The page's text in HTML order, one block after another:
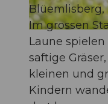
Blüemlisberg,
Im grossen
Laune
saftige
kleinen und
Kindern